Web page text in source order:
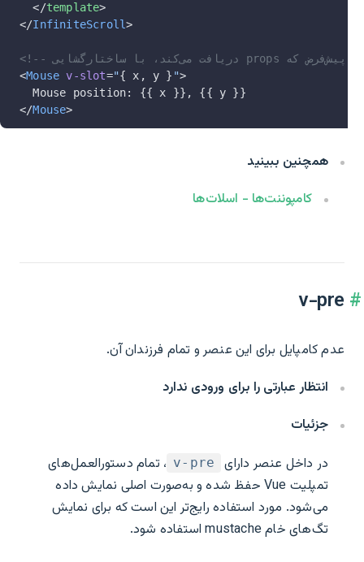
  </
template>
</InfiniteScroll>
<Mouse v-slot="{ x, y } ">
  Mouse position: {{ x }}, {{ y }}
</Mouse>
همچنین ببینید
کامپوننت‌ها - اسلات‌ها
v-pre
عدم کامپایل برای این عنصر و تمام فرزندان آن.
انتظار عبارتی را برای ورودی ندارد
جزئیات
در داخل عنصر دارای
v-pre ، تمام دستورالعمل‌های
تمپلیت Vue حفظ شده و به‌صورت اصلی نمایش داده
می‌شود. مورد استفاده رایج‌تر این است که برای نمایش
تگ‌های خام mustache استفاده شود.